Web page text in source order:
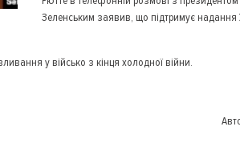
Зеленським заявив, що підтримує надання
у військо з кінця холодної війни.